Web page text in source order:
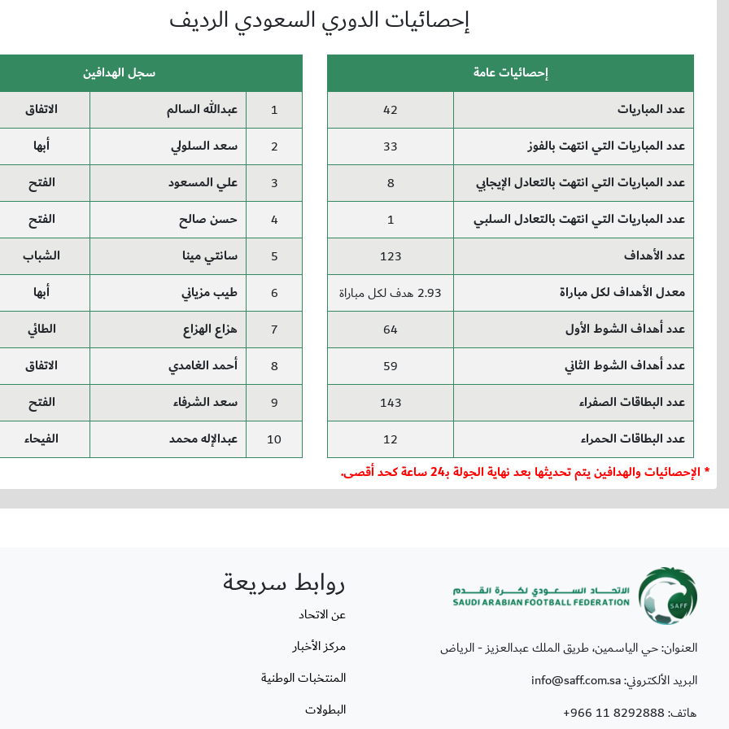
إحصائيات الدوري السعودي الرديف
إحصائيات عامة
عدد المباريات
42
عدد المباريات التي انتهت بالفوز 33
عدد المباريات التي انتهت بالتعادل الإيجابي 8
عدد المباريات التي انتهت بالتعادل السلبي 1
عدد الأهداف 123
معدل الأهداف لكل مباراة 2.93 هدف لكل مباراة
عدد أهداف الشوط الأول 64
عدد أهداف الشوط الثاني 59
عدد البطاقات الصفراء 143
عدد البطاقات الحمراء 12
سجل الهدافين
1 عبدالله السالم الاتفاق
2
سعد السلولي أبها
3
علي المسعود الفتح
4
حسن صالح الفتح
5
سانتي مينا الشباب
6
طيب مزياني أبها
7
هزاع الهزاع الطائي
8
أحمد الغامدي الاتفاق
9
سعد الشرفاء الفتح
10
عبدالإله محمد الفيحاء
* الإحصائيات والهدافين يتم تحديثها بعد نهاية الجولة بـ24 ساعة كحد أقصى.
العنوان: حي الياسمين، طريق الملك عبدالعزيز - الرياض
البريد الألكتروني: info@saff.com.sa
هاتف:+966 11 8292888
روابط سريعة
عن الاتحاد
مركز الأخبار
المنتخبات الوطنية
البطولات